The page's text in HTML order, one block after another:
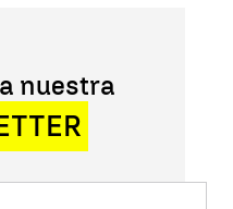
nuestra